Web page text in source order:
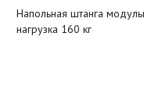
Напольная штанга
нагрузка 160 кг